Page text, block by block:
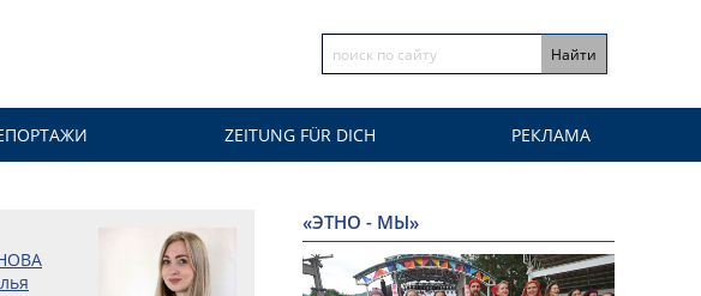
ZEITUNG FÜR DICH РЕКЛАМА
«ЭТНО - МЫ»